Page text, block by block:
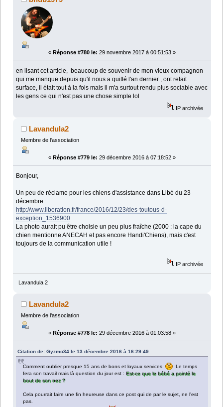
« Réponse #780 le: 29 novembre 2017 à 00:51:53 »
en lisant cet article, beaucoup de souvenir de mon vieux compagnon
qui me manque depuis qu'il nous a quitté l'an dernier , ont refait
surface, il était tout à la fois mais il m'a surtout rendu plus sociable avec
les gens ce qui n'est pas une chose simple lol
IP archivée
Lavandula2
Membre de l'association
« Réponse #779 le: 29 décembre 2016 à 07:18:52 »
Bonjour,
Un peu de réclame pour les chiens d'assistance dans Libé du 23
décembre :
http://www.liberation.fr/france/2016/12/23/des-toutous-d-
exception_1536900
La photo aurait pu être choisie un peu plus fraîche (2000 : la cape du
chien mentionne ANECAH et pas encore Handi'Chiens), mais c'est
toujours de la communication utile !
IP archivée
Lavandula 2
Lavandula2
Membre de l'association
« Réponse #778 le: 29 décembre 2016 à 01:03:58 »
Citation de: Gyzmo34 le 13 décembre 2016 à 16:29:49
Comment oublier presque 15 ans de bons et loyaux services
Le temps
fera son travail mais là question du jour est : Est-ce que le bébé a pointé le
bout de son nez ?
Cela pourrait faire une fin heureuse dans ce post qui de par le sujet, ne l'est
pas.